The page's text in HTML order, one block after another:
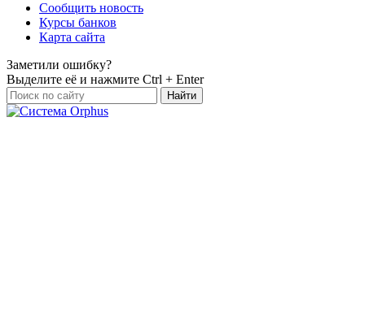
Сообщить новость
Курсы банков
Карта сайта
Заметили ошибку?
Выделите её и нажмите Ctrl + Enter